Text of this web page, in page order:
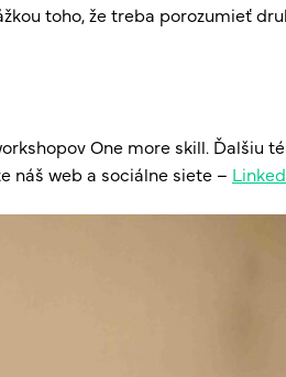
toho, že treba porozumieť
One more skill. Ďalšiu
náš web a sociálne siete –